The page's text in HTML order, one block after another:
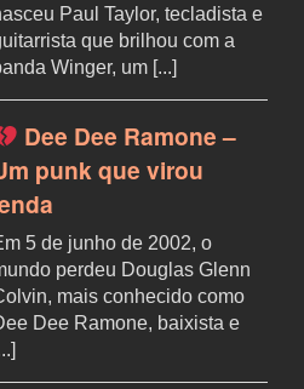
Paul Taylor, tecladista e
que brilhou com a
Winger, um [...]
Dee Dee Ramone –
punk que virou
5 de junho de 2002, o
perdeu Douglas Glenn
mais conhecido como
Dee Ramone, baixista e